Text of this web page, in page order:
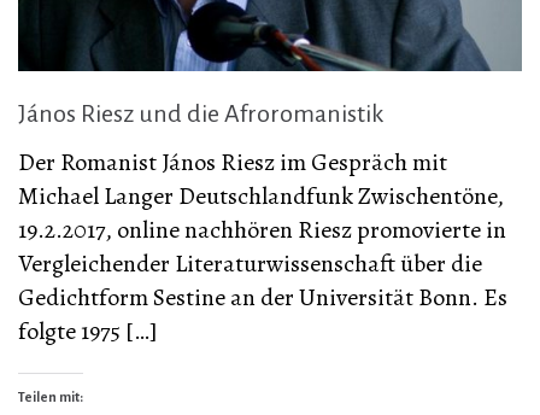
János Riesz und die Afroromanistik
Der Romanist János Riesz im Gespräch mit
Michael Langer Deutschlandfunk Zwischentöne,
19.2.2017, online nachhören Riesz promovierte in
Vergleichender Literaturwissenschaft über die
Gedichtform Sestine an der Universität Bonn. Es
folgte 1975 […]
Teilen mit: